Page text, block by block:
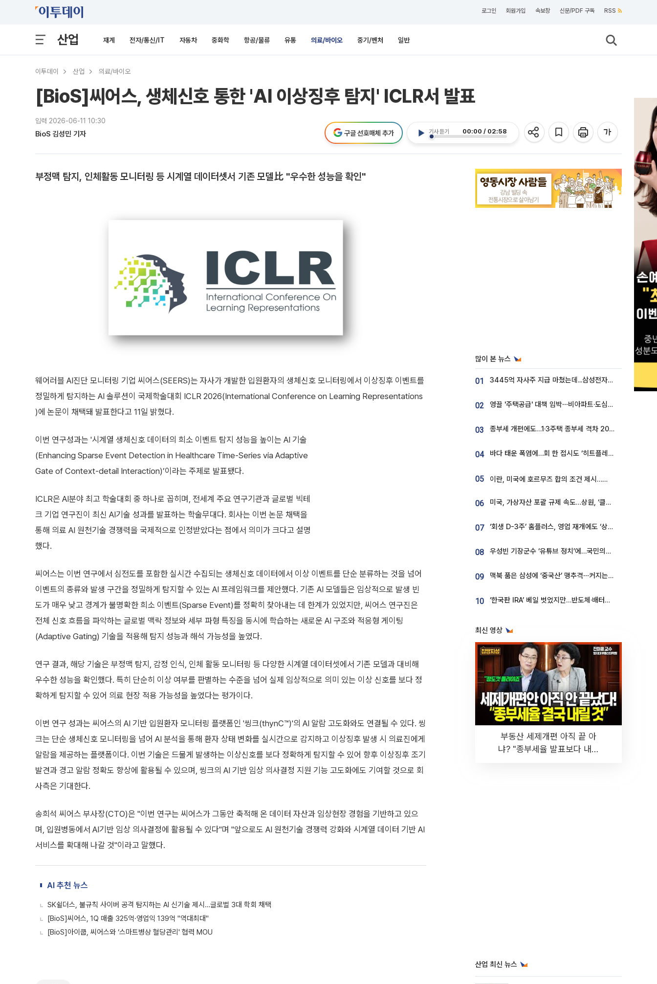
로그인 회원가입 속보창 신문/PDF 구독 RSS
산업 재계 전자/통신/IT 자동차 중화학 항공/물류 유통 의료/바이오 중기/벤처 일반
이투데이 산업 의료/바이오
[BioS]씨어스, 생체신호 통한 'AI 이상징후 탐지' ICLR서 발표
입력 2026-06-11 10:30
BioS 김성민 기자 기사 듣기 00:00 / 02:58
구글 선호매체 추가
부정맥 탐지, 인체활동 모니터링 등 시계열 데이터셋서 기존 모델比 "우수한 성능을 확인"
웨어러블 AI진단 모니터링 기업 씨어스(SEERS)는 자사가 개발한 입원환자의 생체신호 모니터링에서 이상징후 이벤트를
정밀하게 탐지하는 AI 솔루션이 국제학술대회 ICLR 2026(International Conference on Learning Representations
)에 논문이 채택돼 발표한다고 11일 밝혔다.
이번 연구성과는 '시계열 생체신호 데이터의 희소 이벤트 탐지 성능을 높이는 AI 기술
(Enhancing Sparse Event Detection in Healthcare Time-Series via Adaptive
Gate of Context-detail Interaction)’이라는 주제로 발표됐다.
ICLR은 AI분야 최고 학술대회 중 하나로 꼽히며, 전세계 주요 연구기관과 글로벌 빅테
크 기업 연구진이 최신 AI기술 성과를 발표하는 학술무대다. 회사는 이번 논문 채택을
통해 의료 AI 원천기술 경쟁력을 국제적으로 인정받았다는 점에서 의미가 크다고 설명
했다.
씨어스는 이번 연구에서 심전도를 포함한 실시간 수집되는 생체신호 데이터에서 이상 이벤트를 단순 분류하는 것을 넘어
이벤트의 종류와 발생 구간을 정밀하게 탐지할 수 있는 AI 프레임워크를 제안했다. 기존 AI 모델들은 임상적으로 발생 빈
도가 매우 낮고 경계가 불명확한 희소 이벤트(Sparse Event)를 정확히 찾아내는 데 한계가 있었지만, 씨어스 연구진은
전체 신호 흐름을 파악하는 글로벌 맥락 정보와 세부 파형 특징을 동시에 학습하는 새로운 AI 구조와 적응형 게이팅
(Adaptive Gating) 기술을 적용해 탐지 성능과 해석 가능성을 높였다.
연구 결과, 해당 기술은 부정맥 탐지, 감정 인식, 인체 활동 모니터링 등 다양한 시계열 데이터셋에서 기존 모델과 대비해
우수한 성능을 확인했다. 특히 단순히 이상 여부를 판별하는 수준을 넘어 실제 임상적으로 의미 있는 이상 신호를 보다 정
확하게 탐지할 수 있어 의료 현장 적용 가능성을 높였다는 평가이다.
이번 연구 성과는 씨어스의 AI 기반 입원환자 모니터링 플랫폼인 '씽크(thynC™)'의 AI 알람 고도화와도 연결될 수 있다. 씽
크는 단순 생체신호 모니터링을 넘어 AI 분석을 통해 환자 상태 변화를 실시간으로 감지하고 이상징후 발생 시 의료진에게
알람을 제공하는 플랫폼이다. 이번 기술은 드물게 발생하는 이상신호를 보다 정확하게 탐지할 수 있어 향후 이상징후 조기
발견과 경고 알람 정확도 향상에 활용될 수 있으며, 씽크의 AI 기반 임상 의사결정 지원 기능 고도화에도 기여할 것으로 회
사측은 기대한다.
송희석 씨어스 부사장(CTO)은 "이번 연구는 씨어스가 그동안 축적해 온 데이터 자산과 임상현장 경험을 기반하고 있으
며, 입원병동에서 AI기반 임상 의사결정에 활용될 수 있다"며 "앞으로도 AI 원천기술 경쟁력 강화와 시계열 데이터 기반 AI
서비스를 확대해 나갈 것"이라고 말했다.
AI 추천 뉴스
SK쉴더스, 불규칙 사이버 공격 탐지하는 AI 신기술 제시…글로벌 3대 학회 채택
[BioS]씨어스, 1Q 매출 325억·영업익 139억 "역대최대"
[BioS]아이쿱, 씨어스와 ‘스마트병상 혈당관리' 협력 MOU
많이 본 뉴스
01 3445억 자사주 지급 마쳤는데...삼성전자 DX노조, 뒤늦은 '떼쓰기 집회'
02 영끌 '주택공급' 대책 임박⋯비아파트·도심복합까지 총동원
03 종부세 개편에도…1·3주택 종부세 격차 2028년부터 확대
04 바다 태운 폭염에…회 한 접시도 ‘히트플레이션’
05 이란, 미국에 호르무즈 합의 조건 제시…美 “경기 아직 안 끝나” [종합]
06 미국, 가상자산 포괄 규제 속도…상원, ‘클래리티법’ 9월 절차투표 추진
07 ‘회생 D-3주’ 홈플러스, 영업 재개에도 ‘상품 공급망’ 복구가 생존 관건
08 우성빈 기장군수 ‘유튜브 정치’에…국민의힘 군의원들 집단 반발
09 맥북 품은 삼성에 ‘중국산’ 맹추격⋯커지는 노트북 OLED 시장
10 ‘한국판 IRA’ 베일 벗었지만…반도체·배터리 업계 “시행령이 관건”
최신 영상
부동산 세제개편 아직 끝 아
냐? "종부세율 발표보다 내릴
산업 최신 뉴스